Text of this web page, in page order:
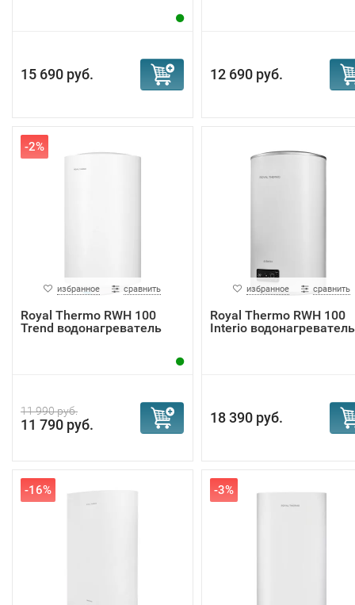
15 690 руб. 12 690 руб.
-2%
избранное сравнить
Royal Thermo RWH 100
Trend водонагреватель
11 990 руб.
11 790 руб.
избранное сравнить
Royal Thermo RWH 100
Interio водонагреватель
18 390 руб.
-16% -3%